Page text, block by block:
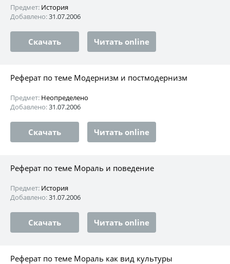
Предмет: История
Добавлено:31.07.2006
Скачать Читать online
Реферат по теме Модернизм и постмодернизм
Предмет: Неопределено
Добавлено:31.07.2006
Скачать Читать online
Реферат по теме Мораль и поведение
Предмет: История
Добавлено:31.07.2006
Скачать Читать online
Реферат по теме Мораль как вид культуры